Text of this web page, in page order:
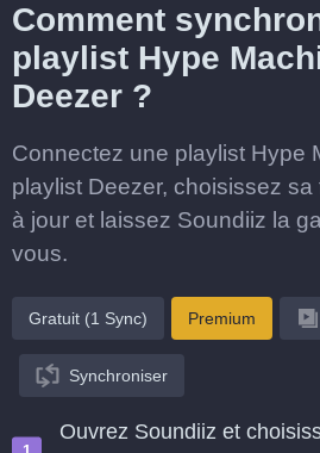
Comment
playlist Hype
Deezer ?
Connectez une playlist Hype
playlist Deezer, choisissez
à jour et laissez Soundiiz la
vous.
Gratuit (1 Sync) Premium
Synchroniser
Ouvrez Soundiiz et